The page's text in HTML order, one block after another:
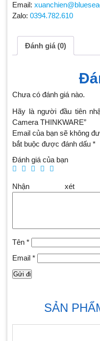
Email:
Zalo: 0394.782.610
Đánh giá (0)
Chưa có đánh giá nào.
Hãy là người đầu tiên
Camera THINKWARE”
Email của bạn sẽ không
bắt buộc được đánh dấu *
Đánh giá của bạn
Nhận
Tên *
Email *
SẢN